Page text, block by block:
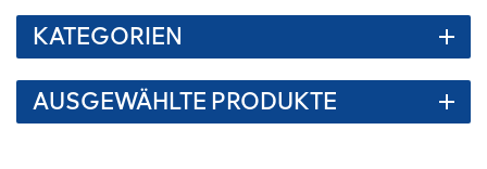
KATEGORIEN
AUSGEWÄHLTE PRODUKTE